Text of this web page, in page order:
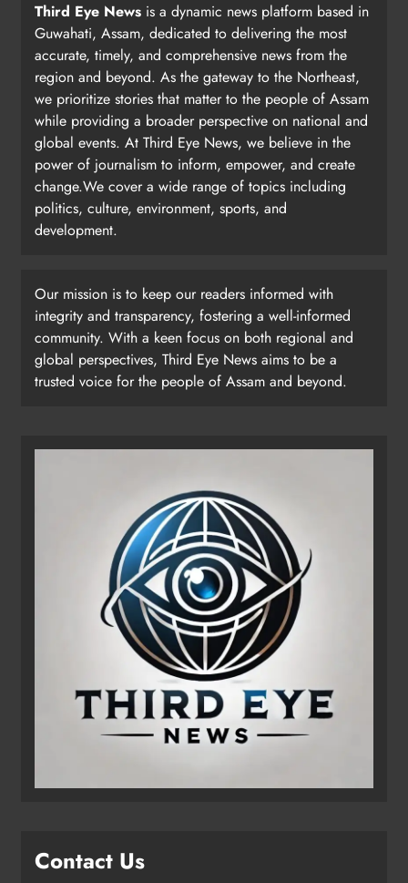
Third Eye News is a dynamic news platform based in
Guwahati, Assam, dedicated to delivering the most
accurate, timely, and comprehensive news from the
region and beyond. As the gateway to the Northeast,
we prioritize stories that matter to the people of Assam
while providing a broader perspective on national and
global events. At Third Eye News, we believe in the
power of journalism to inform, empower, and create
change.We cover a wide range of topics including
politics, culture, environment, sports, and
development.
Our mission is to keep our readers informed with
integrity and transparency, fostering a well-informed
community. With a keen focus on both regional and
global perspectives, Third Eye News aims to be a
trusted voice for the people of Assam and beyond.
Contact Us